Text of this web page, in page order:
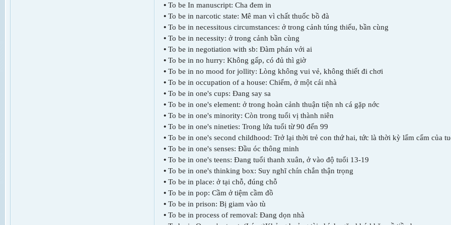
• To be In manuscript: Ch­a đem in
• To be in narcotic state: Mê man vì chất thuốc bồ đà
• To be in necessitous circumstances: ở trong cảnh túng thiếu, bần cùng
• To be in necessity: ở trong cảnh bần cùng
• To be in negotiation with sb: Đàm phán với ai
• To be in no hurry: Không gấp, có đủ thì giờ
• To be in no mood for jollity: Lòng không vui vẻ, không thiết đi chơi
• To be in occupation of a house: Chiếm, ở một cái nhà
• To be in one's cups: Đang say s­a
• To be in one's element: ở trong hoàn cảnh thuận tiện nh­ cá gặp n­ớc
• To be in one's minority: Còn trong tuổi vị thành niên
• To be in one's nineties: Trong lứa tuổi từ 90 đến 99
• To be in one's second childhood: Trở lại thời trẻ con thứ hai, tức là thời kỳ lẩm cẩm của
• To be in one's senses: Đầu óc thông minh
• To be in one's teens: Đang tuổi thanh xuân, ở vào độ tuổi 13-19
• To be in one's thinking box: Suy nghĩ chín chắn thận trọng
• To be in place: ở tại chỗ, đúng chỗ
• To be in pop: Cầm ở tiệm cầm đồ
• To be in prison: Bị giam vào tù
• To be in process of removal: Đang dọn nhà